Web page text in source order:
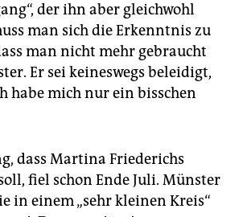
der ihn aber gleichwohl
man sich die Erkenntnis zu
man nicht mehr gebraucht
Er sei keineswegs beleidigt,
habe mich nur ein bisschen
dass Martina Friederichs
fiel schon Ende Juli. Münster
in einem „sehr kleinen Kreis“